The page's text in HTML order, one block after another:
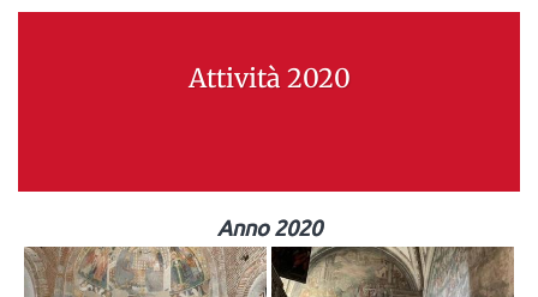
Attività 2020
Anno 2020